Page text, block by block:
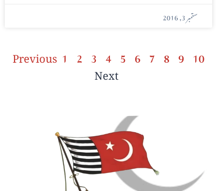
ستمبر 3, 2016
Previous 1 2 3 4 5 6 7 8 9 10
Next